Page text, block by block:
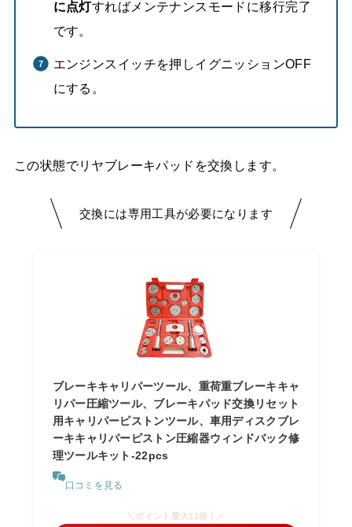
に点灯すればメンテナンスモードに移行完了
です。
エンジンスイッチを押しイグニッションOFF
にする。
この状態でリヤブレーキパッドを交換します。
交換には専用工具が必要になります
ブレーキキャリパーツール、重荷重ブレーキキャ
リパー圧縮ツール、ブレーキパッド交換リセット
用キャリパーピストンツール、車用ディスクブレ
ーキキャリパーピストン圧縮器ウィンドバック修
理ツールキット-22pcs
口コミを見る
＼ポイント最大11倍！／